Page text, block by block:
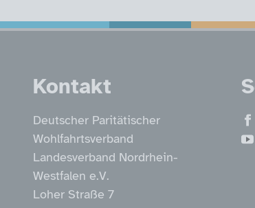
Service
Kontakt
Deutscher Paritätischer
Wohlfahrtsverband
Landesverband Nordrhein-
Westfalen e.V.
Loher Straße 7